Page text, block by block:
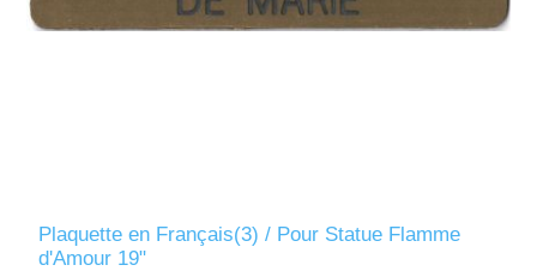
Plaquette en Français(3) / Pour Statue Flamme
d'Amour 19"